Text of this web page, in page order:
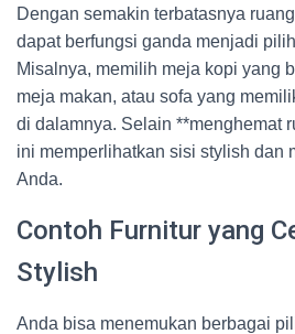
Dengan semakin terbatasnya
dapat berfungsi ganda menjadi
Misalnya, memilih meja kopi yang
meja makan, atau sofa yang
di dalamnya. Selain **menghemat
ini memperlihatkan sisi stylish dan
Anda.
Contoh Furnitur yang
Stylish
Anda bisa menemukan berbagai